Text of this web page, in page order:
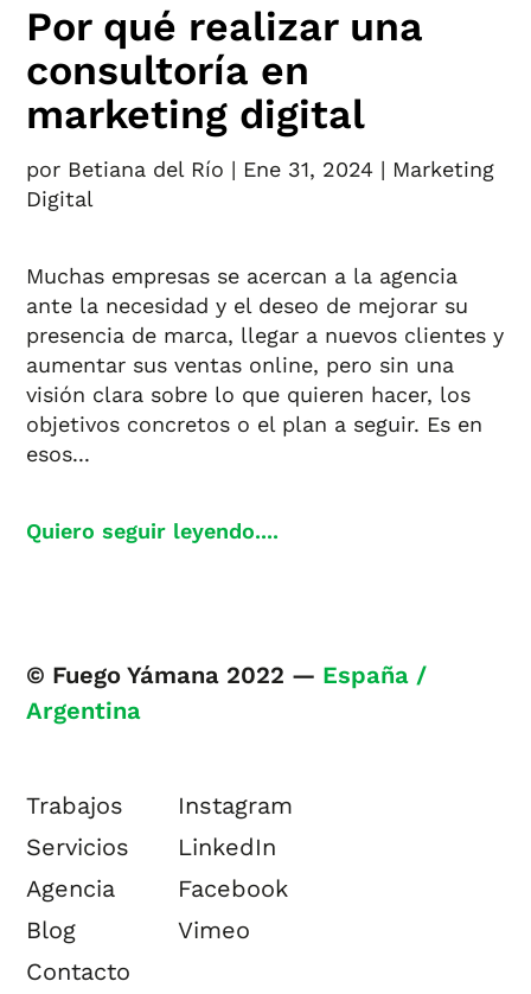
Por qué realizar una
consultoría en
marketing digital
por Betiana del Río | Ene 31, 2024 | Marketing
Digital
Muchas empresas se acercan a la agencia
ante la necesidad y el deseo de mejorar su
presencia de marca, llegar a nuevos clientes y
aumentar sus ventas online, pero sin una
visión clara sobre lo que quieren hacer, los
objetivos concretos o el plan a seguir. Es en
esos...
Quiero seguir leyendo....
© Fuego Yámana 2022 — España /
Argentina
Trabajos
Servicios
Agencia
Blog
Contacto
Instagram
LinkedIn
Facebook
Vimeo